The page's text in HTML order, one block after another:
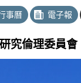
事曆 電子報
究倫理委員會